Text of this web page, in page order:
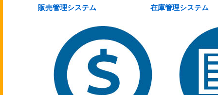
販売管理システム 在庫管理システム